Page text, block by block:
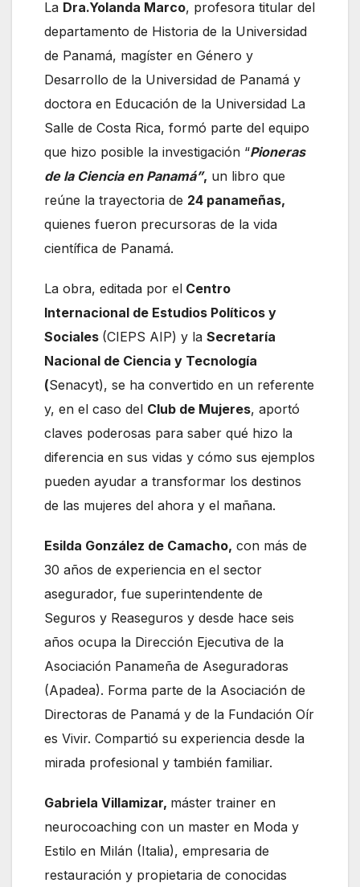
La Dra.Yolanda Marco, profesora titular del
departamento de Historia de la Universidad
de Panamá, magíster en Género y
Desarrollo de la Universidad de Panamá y
doctora en Educación de la Universidad La
Salle de Costa Rica, formó parte del equipo
que hizo posible la investigación “Pioneras
de la Ciencia en Panamá”, un libro que
reúne la trayectoria de 24 panameñas,
quienes fueron precursoras de la vida
científica de Panamá.
La obra, editada por el Centro
Internacional de Estudios Políticos y
Sociales (CIEPS AIP) y la Secretaría
Nacional de Ciencia y Tecnología
(Senacyt), se ha convertido en un referente
y, en el caso del Club de Mujeres, aportó
claves poderosas para saber qué hizo la
diferencia en sus vidas y cómo sus ejemplos
pueden ayudar a transformar los destinos
de las mujeres del ahora y el mañana.
Esilda González de Camacho, con más de
30 años de experiencia en el sector
asegurador, fue superintendente de
Seguros y Reaseguros y desde hace seis
años ocupa la Dirección Ejecutiva de la
Asociación Panameña de Aseguradoras
(Apadea). Forma parte de la Asociación de
Directoras de Panamá y de la Fundación Oír
es Vivir. Compartió su experiencia desde la
mirada profesional y también familiar.
Gabriela Villamizar, máster trainer en
neurocoaching con un master en Moda y
Estilo en Milán (Italia), empresaria de
restauración y propietaria de conocidas